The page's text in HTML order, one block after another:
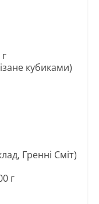
кубиками)
Гренні Сміт)
г